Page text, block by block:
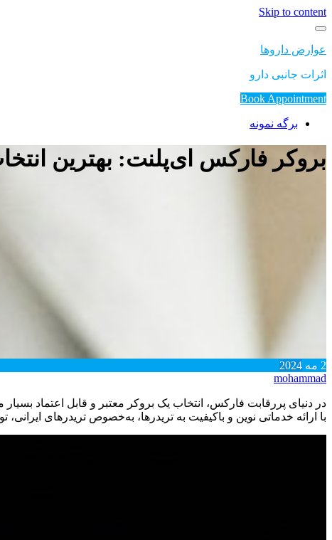
Skip to content
عوارض داروها
اثرات جانبی دارو
Book Appointment
برگه نمونه
بروکر فارکس ای‌پلنت: بهترین
2 مه 2024
mohammad
در دنیای پررقابت فارکس، انتخاب یک بروکر معتبر و قابل اعتماد
با ارائه خدماتی نوین و باکیفیت به تریدرها، به‌خصوص تریدرهای